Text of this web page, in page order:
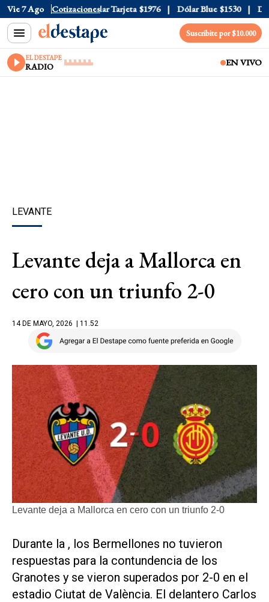
Vie 7 Ago Cotizaciones
Oficial $1520 Dólar Tarjeta $1976 Dólar Blue $1530
Suscribite por $10.000
EL DESTAPE
RADIO EN VIVO
LEVANTE
Levante deja a Mallorca en
cero con un triunfo 2-0
14 DE MAYO, 2026 | 11.52
Levante deja a Mallorca en cero con un triunfo 2-0
Durante la , los Bermellones no tuvieron
respuestas para la contundencia de los
Granotes y se vieron superados por 2-0 en el
estadio Ciutat de València. El delantero Carlos